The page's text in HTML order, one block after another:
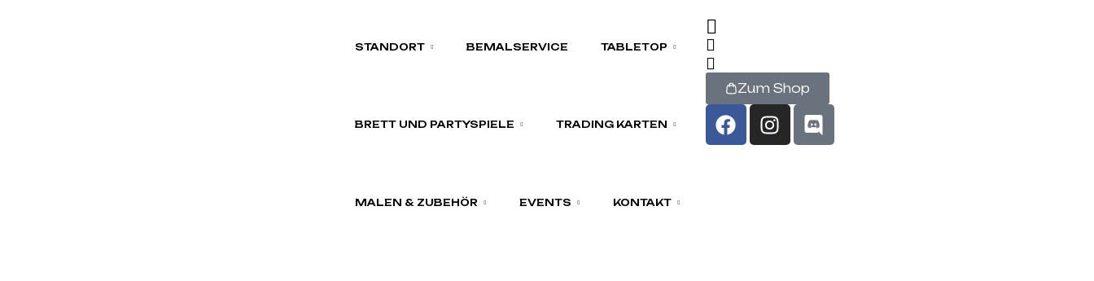
STANDORT BEMALSERVICE TABLETOP
BRETT UND PARTYSPIELE TRADING KARTEN
MALEN & ZUBEHÖR EVENTS KONTAKT
Zum Shop